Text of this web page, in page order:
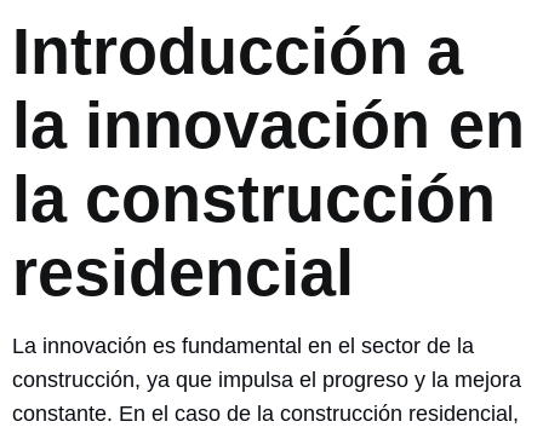
Introducción a
la innovación en
la construcción
residencial
La innovación es fundamental en el sector de la
construcción, ya que impulsa el progreso y la mejora
constante. En el caso de la construcción residencial,